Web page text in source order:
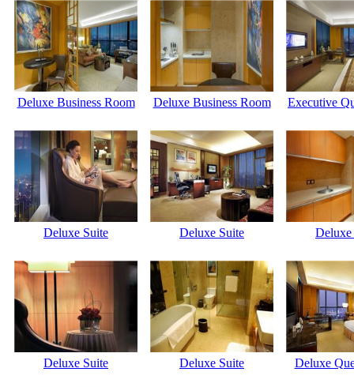
Deluxe Business Room Deluxe Business Room Executive
Deluxe Suite Deluxe Suite Deluxe
Deluxe Suite Deluxe Suite Deluxe